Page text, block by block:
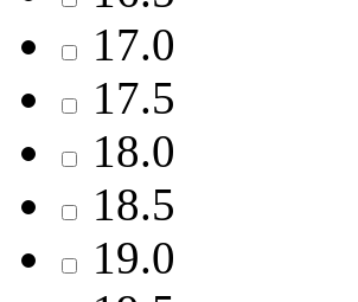
17.0
17.5
18.0
18.5
19.0